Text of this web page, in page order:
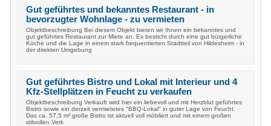
Gut geführtes und bekanntes Restaurant - in
bevorzugter Wohnlage - zu vermieten
Objektbeschreibung Bei diesem Objekt bieten wir Ihnen ein bekanntes und
gut geführtes Restaurant zur Miete an. Es besticht durch eine gut bürgerliche
Küche und die Lage in einem stark frequentierten Stadtteil von Hildesheim - in
der direkten Umgebung
Gut geführtes Bistro und Lokal mit Interieur und 4
Kfz-Stellplätzen in Feucht zu verkaufen
Objektbeschreibung Verkauft wird hier ein liebevoll und mit Herzblut geführtes
Bistro sowie ein derzeit vermietetes "BBQ-Lokal" in guter Lage von Feucht.
Das ca. 57,5 m² große Bistro ist aktuell voll möbliert und mit einem großen
stilvollen Verk